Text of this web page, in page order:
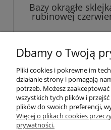
Bazy okrągłe
rubinowej
zestaw bazy do
do
« 1 2 3
Dbamy o Twoją
Pliki cookies i pokrewne im
działanie strony i pomagają
potrzeb. Możesz
wszystkich tych plików i
plików do swoich preferencji,
Więcej o plikach cookies
prywatności.